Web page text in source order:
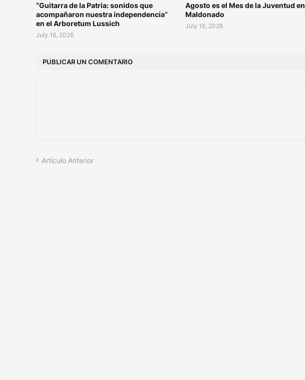
“Guitarra de la Patria: sonidos que
acompañaron nuestra independencia”
en el Arboretum Lussich
July 16, 2026
Agosto es el Mes de la Juventud en
Maldonado
July 16, 2026
PUBLICAR UN COMENTARIO
Artículo Anterior